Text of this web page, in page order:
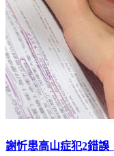
謝忻患高山症犯2錯